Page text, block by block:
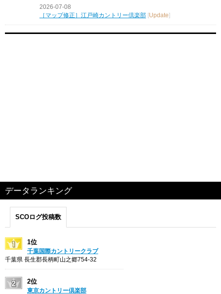
2026-07-08
［マップ修正］江戸崎カントリー倶楽部 Update
データランキング
SCOログ投稿数
1位
千葉国際カントリークラブ
千葉県 長生郡長柄町山之郷754-32
2位
東京カントリー倶楽部